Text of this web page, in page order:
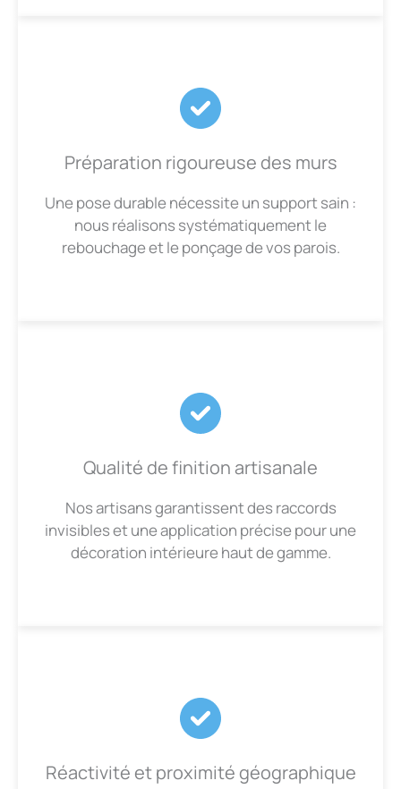
Préparation rigoureuse des murs
Une pose durable nécessite un support sain :
nous réalisons systématiquement le
rebouchage et le ponçage de vos parois.
Qualité de finition artisanale
Nos artisans garantissent des raccords
invisibles et une application précise pour une
décoration intérieure haut de gamme.
Réactivité et proximité géographique